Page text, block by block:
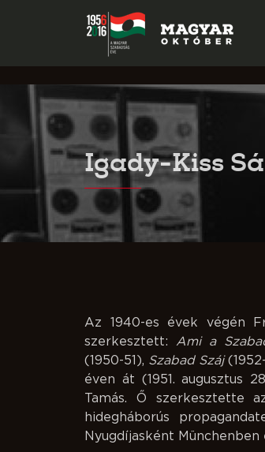
Igady-Kiss
Az 1940-es évek végén
szerkesztett: Ami a
(1950-51), Szabad Száj
éven át (1951. augusztus
Tamás. Ő szerkesztette
hidegháborús
Nyugdíjasként